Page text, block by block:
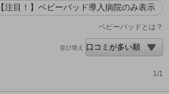
【注目！】ベビーパッド導入病院のみ表示
ベビーパッドとは？
並び替え
1/1